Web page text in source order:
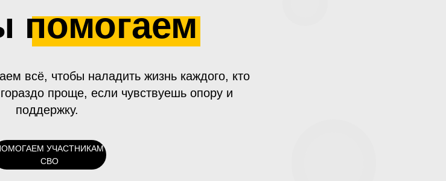
помогаем
УЧАСТНИКАМ
СВО
всё, чтобы наладить жизнь каждого, кто
проще, если чувствуешь опору и
поддержку.